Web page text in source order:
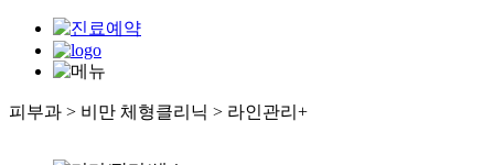
피부과 > 비만 체형클리닉 > 라인관리 +